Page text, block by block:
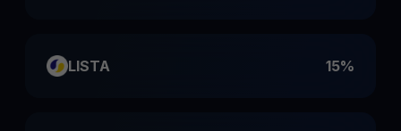
LISTA 15%